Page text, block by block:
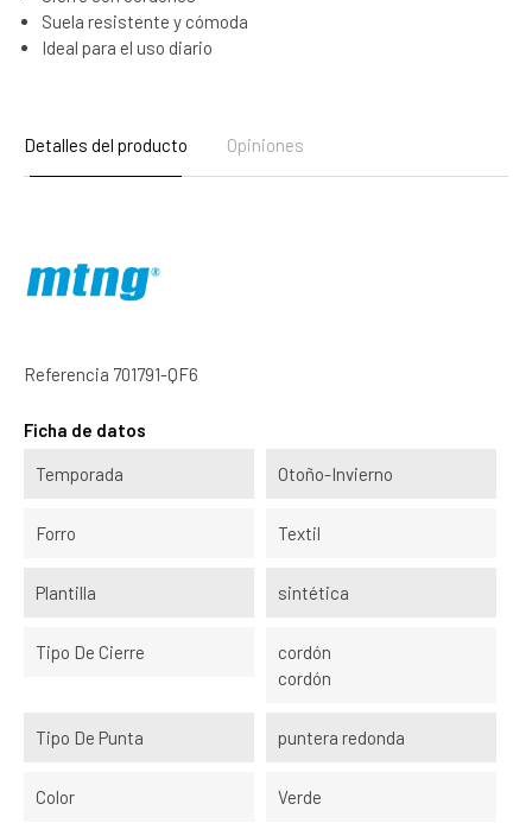
Suela resistente y cómoda
Ideal para el uso diario
Detalles del producto Opiniones
Referencia 701791-QF6
Ficha de datos
Temporada Otoño-Invierno
Forro Textil
Plantilla sintética
Tipo De Cierre
cordón
cordón
Tipo De Punta puntera redonda
Color Verde